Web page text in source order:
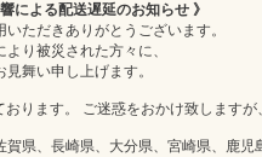
による配送遅延のお知らせ 》
ただきありがとうございます。
より被災された方々に、
見舞い申し上げます。
ります。 ご迷惑をおかけ致します
県、長崎県、大分県、宮崎県、鹿児